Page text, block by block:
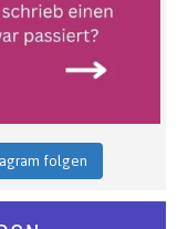
folgen